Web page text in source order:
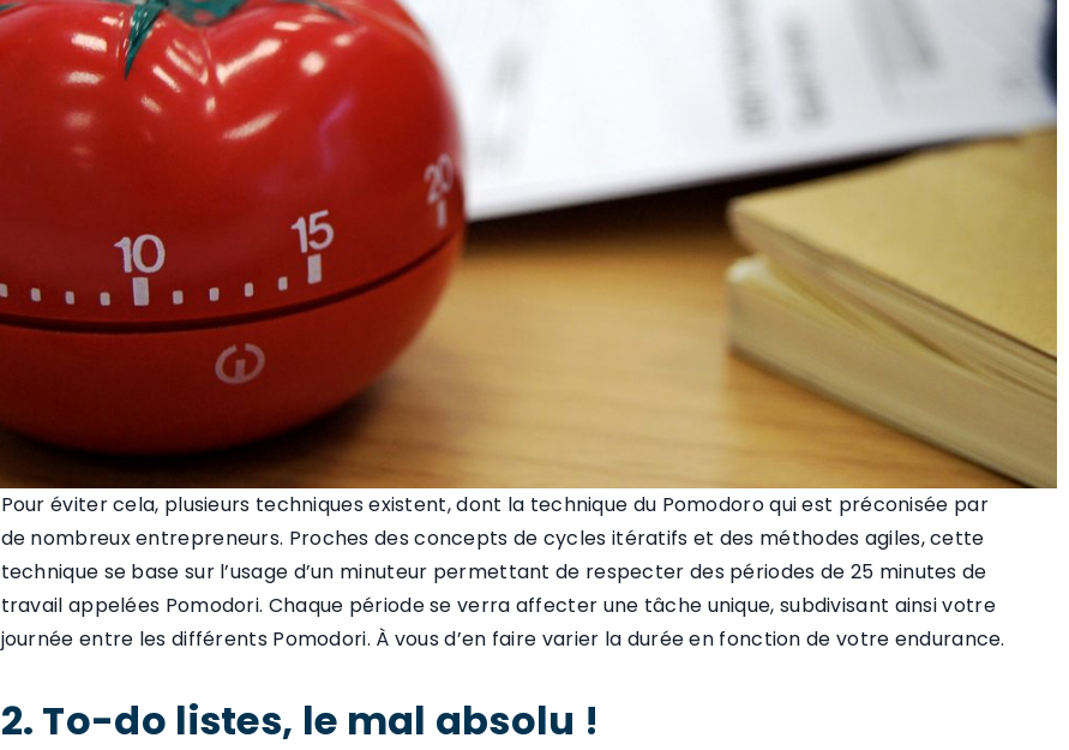
Pour éviter cela, plusieurs techniques existent, dont la technique du Pomodoro qui est préconisée par
de nombreux entrepreneurs. Proches des concepts de cycles itératifs et des méthodes agiles, cette
technique se base sur l’usage d’un minuteur permettant de respecter des périodes de 25 minutes de
travail appelées Pomodori. Chaque période se verra affecter une tâche unique, subdivisant ainsi votre
journée entre les différents Pomodori. À vous d’en faire varier la durée en fonction de votre endurance.
2. To-do listes, le mal absolu !